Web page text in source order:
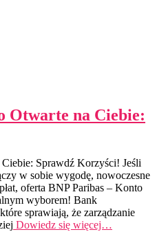
Otwarte na Ciebie:
Sprawdź Korzyści! Jeśli
w sobie wygodę, nowoczesne
oferta BNP Paribas – Konto
wyborem! Bank
sprawiają, że zarządzanie
Dowiedz się więcej…